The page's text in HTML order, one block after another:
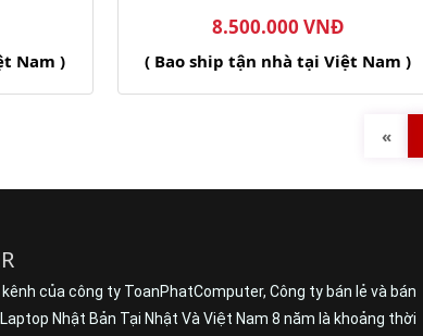
Nam )
8.500.000 VNĐ
( Bao ship tận nhà tại Việt Nam )
«
của công ty ToanPhatComputer, Công ty bán lẻ và bán
Nhật Bản Tại Nhật Và Việt Nam 8 năm là khoảng thời